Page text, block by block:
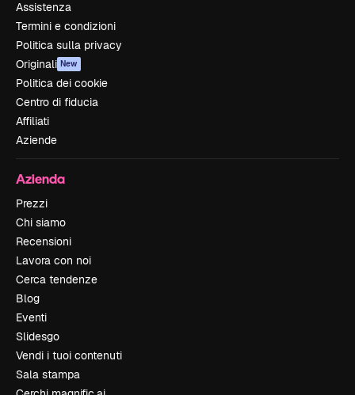
Assistenza
Termini e condizioni
Politica sulla privacy
Originali New
Politica dei cookie
Centro di fiducia
Affiliati
Aziende
Azienda
Prezzi
Chi siamo
Recensioni
Lavora con noi
Cerca tendenze
Blog
Eventi
Slidesgo
Vendi i tuoi contenuti
Sala stampa